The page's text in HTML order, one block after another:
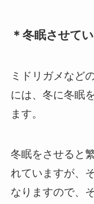
＊冬眠させて
ミドリガメなど
には、冬に冬眠
ます。
冬眠をさせると
れていますが、
なりますので、